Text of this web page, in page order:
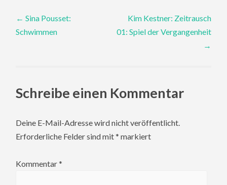
Post
← Sina Pousset:
Schwimmen
Kim Kestner: Zeitrausch
01: Spiel der Vergangenheit
→
Schreibe einen Kommentar
Deine E-Mail-Adresse wird nicht veröffentlicht.
Erforderliche Felder sind mit* markiert
Kommentar*